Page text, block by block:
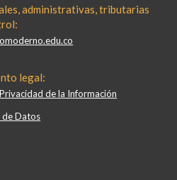
administrativas, tributarias
legal:
de la Información
Datos